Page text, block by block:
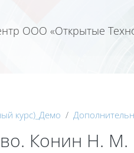
ООО «Открытые
курс)_Демо
Конин Н.